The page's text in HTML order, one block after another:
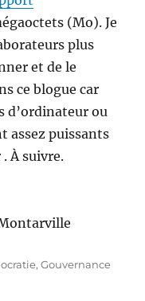
(Mo). Je
plus
et de le
ce blogue car
d’ordinateur ou
assez puissants
À suivre.
,Gouvernance